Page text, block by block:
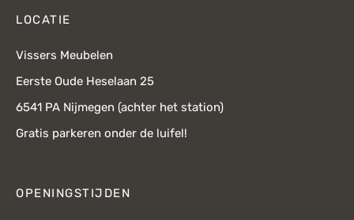
LOCATIE
Vissers Meubelen
Eerste Oude Heselaan 25
6541 PA Nijmegen (achter het station)
Gratis parkeren onder de luifel!
OPENINGSTIJDEN